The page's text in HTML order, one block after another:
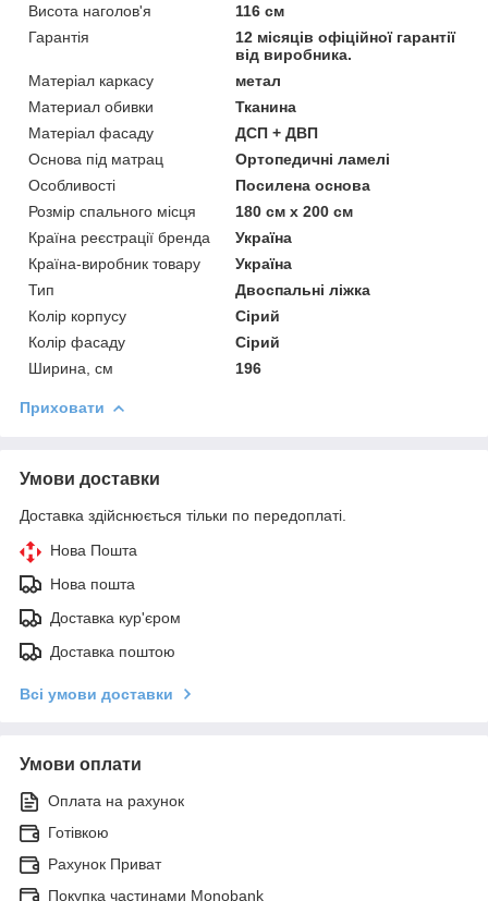
Висота наголов'я
116 см
Гарантія
12 місяців офіційної гарантії
від виробника.
Матеріал каркасу
метал
Материал обивки
Тканина
Матеріал фасаду
ДСП + ДВП
Основа під матрац
Ортопедичні ламелі
Особливості
Посилена основа
Розмір спального місця
180 см х 200 см
Країна реєстрації бренда
Україна
Країна-виробник товару
Україна
Тип
Двоспальні ліжка
Колір корпусу
Сірий
Колір фасаду
Сірий
Ширина, см
196
Приховати
Умови доставки
Доставка здійснюється тільки по передоплаті.
Нова Пошта
Нова пошта
Доставка кур'єром
Доставка поштою
Всі умови доставки
Умови оплати
Оплата на рахунок
Готівкою
Рахунок Приват
Покупка частинами Monobank